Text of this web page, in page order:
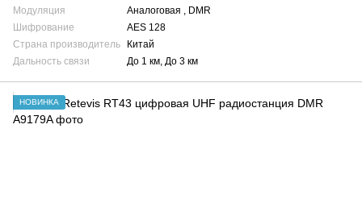
Модуляция
Аналоговая , DMR
Шифрование
AES 128
Страна производитель
Китай
Дальность связи
До 1 км, До 3 км
НОВИНКА